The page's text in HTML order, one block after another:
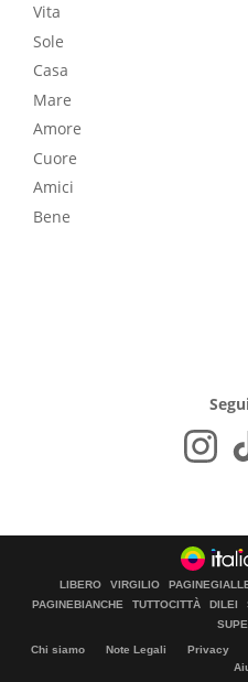
Vita
Sole
Casa
Mare
Amore
Cuore
Amici
Bene
LIBERO VIRGILIO
PAGINEBIANCHE
TUTTOCITTÀ DILEI
Chi siamo Note Legali Privacy